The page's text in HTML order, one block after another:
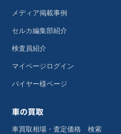
メディア掲載事例
セルカ編集部紹介
検査員紹介
マイページログイン
バイヤー様ページ
車の買取
車買取相場・査定価格 検索